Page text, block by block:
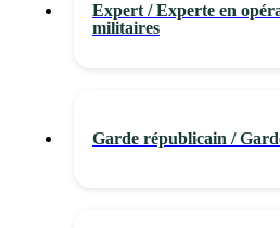
Expert / Experte en
militaires
Garde républicain /